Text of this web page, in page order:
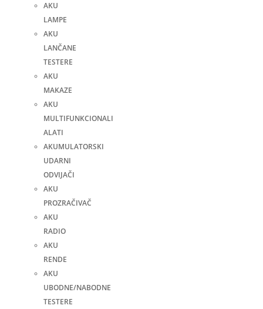
AKU
LAMPE
AKU
LANČANE
TESTERE
AKU
MAKAZE
AKU
MULTIFUNKCIONALI
ALATI
AKUMULATORSKI
UDARNI
ODVIJAČI
AKU
PROZRAČIVAČ
AKU
RADIO
AKU
RENDE
AKU
UBODNE/NABODNE
TESTERE